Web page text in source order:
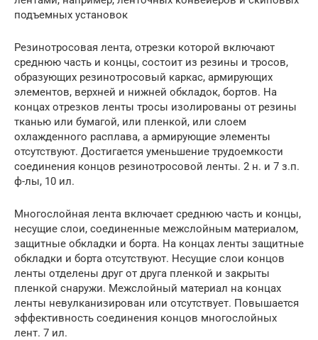
подъемных установок
Резинотросовая лента, отрезки которой включают
среднюю часть и концы, состоит из резины и тросов,
образующих резинотросовый каркас, армирующих
элементов, верхней и нижней обкладок, бортов. На
концах отрезков ленты тросы изолированы от резины
тканью или бумагой, или пленкой, или слоем
охлажденного расплава, а армирующие элементы
отсутствуют. Достигается уменьшение трудоемкости
соединения концов резинотросовой ленты. 2 н. и 7 з.п.
ф-лы, 10 ил.
Многослойная лента включает среднюю часть и концы,
несущие слои, соединенные межслойным материалом,
защитные обкладки и борта. На концах ленты защитные
обкладки и борта отсутствуют. Несущие слои концов
ленты отделены друг от друга пленкой и закрыты
пленкой снаружи. Межслойный материал на концах
ленты невулканизирован или отсутствует. Повышается
эффективность соединения концов многослойных
лент. 7 ил.